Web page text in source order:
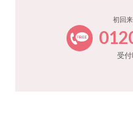
初回
受